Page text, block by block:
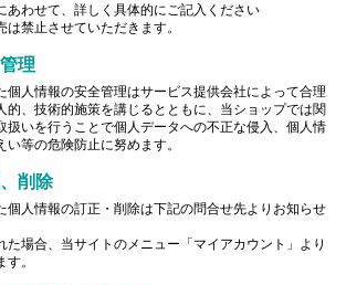
あわせて、詳しく具体的にご記入ください
は禁止させていただきます。
理
個人情報の安全管理はサービス提供会社によって合理
的、技術的施策を講じるとともに、当ショップでは関
扱いを行うことで個人データへの不正な侵入、個人情
等の危険防止に努めます。
削除
個人情報の訂正・削除は下記の問合せ先よりお知らせ
た場合、当サイトのメニュー「マイアカウント」より
。